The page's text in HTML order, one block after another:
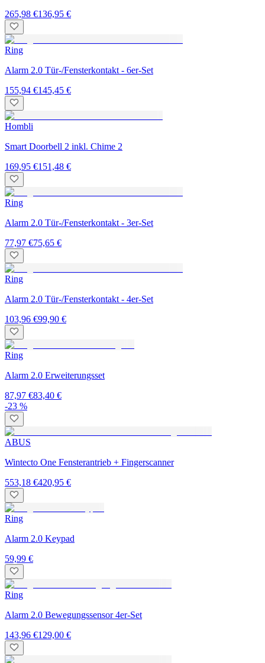
265,98 €136,95 €
Ring
Alarm 2.0 Tür-/Fensterkontakt - 6er-Set
155,94 €145,45 €
Hombli
Smart Doorbell 2 inkl. Chime 2
169,95 €151,48 €
Ring
Alarm 2.0 Tür-/Fensterkontakt - 3er-Set
77,97 €75,65 €
Ring
Alarm 2.0 Tür-/Fensterkontakt - 4er-Set
103,96 €99,90 €
Ring
Alarm 2.0 Erweiterungsset
87,97 €83,40 €
-23 %
ABUS
Wintecto One Fensterantrieb + Fingerscanner
553,18 €420,95 €
Ring
Alarm 2.0 Keypad
59,99 €
Ring
Alarm 2.0 Bewegungssensor 4er-Set
143,96 €129,00 €